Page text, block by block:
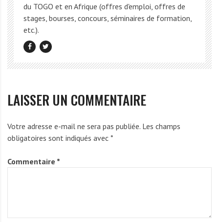
du TOGO et en Afrique (offres d'emploi, offres de
stages, bourses, concours, séminaires de formation,
etc.).
LAISSER UN COMMENTAIRE
Votre adresse e-mail ne sera pas publiée. Les champs
obligatoires sont indiqués avec *
Commentaire *